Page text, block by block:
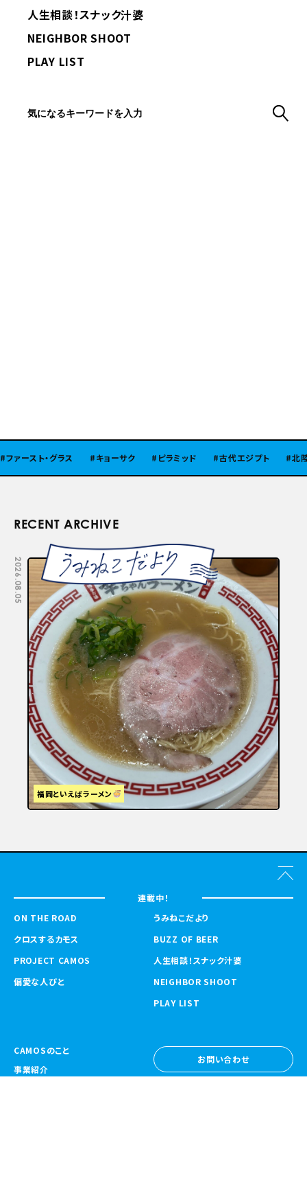
人生相談！スナック汁婆
NEIGHBOR SHOOT
PLAY LIST
ァースト・グラス キョーサク ピラミッド 古代エジプト 北陸
RECENT ARCHIVE
2026.08.05
福岡といえばラーメン
連載中！
ON THE ROAD
クロスするカモス
PROJECT CAMOS
偏愛な人びと
うみねこだより
BUZZ OF BEER
人生相談！スナック汁婆
NEIGHBOR SHOOT
PLAY LIST
CAMOSのこと
事業紹介
お問い合わせ